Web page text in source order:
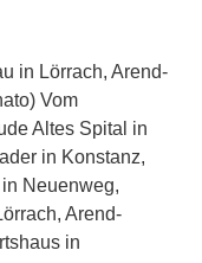
in Lörrach, Arend-
Vom
Altes Spital in
in Konstanz,
Neuenweg,
Arend-
in